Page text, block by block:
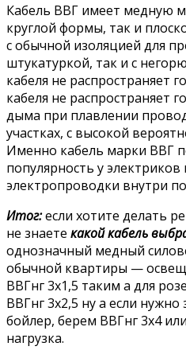
Кабель ВВГ имеет медную
круглой формы, так и
с обычной изоляцией для
штукатуркой, так и с
кабеля не распространяет
кабеля не распространяет
дыма при плавлении
участках, с высокой
Именно кабель марки ВВГ
популярность у
электропроводки внутри
Итог:если хотите делать
не знаете какой кабель
однозначный медный
обычной квартиры —
ВВГнг 3х1,5 таким а для
ВВГнг 3х2,5 ну а если
бойлер, берем ВВГнг 3х4
нагрузка.